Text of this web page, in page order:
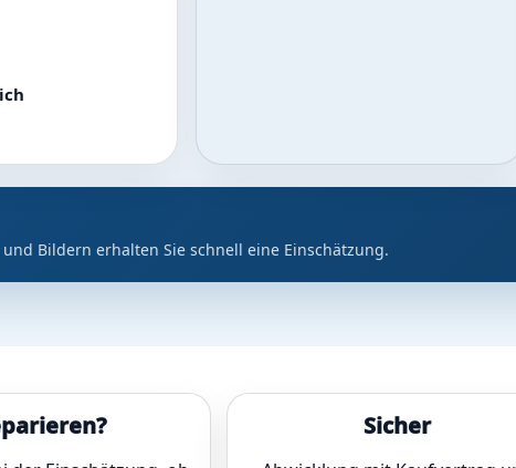
Bildern erhalten Sie schnell eine Einschätzung.
Sicher